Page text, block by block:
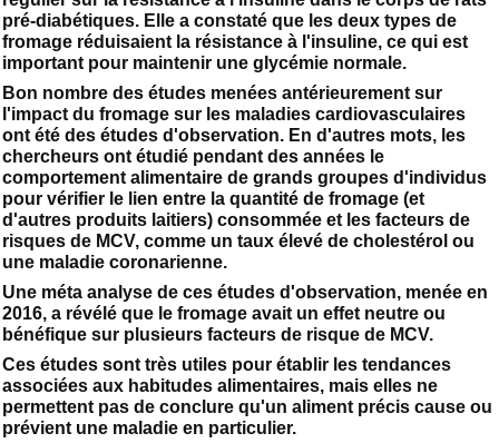
pré-diabétiques. Elle a constaté que les deux types de
fromage réduisaient la résistance à l'insuline, ce qui est
important pour maintenir une glycémie normale.
Bon nombre des études menées antérieurement sur
l'impact du fromage sur les maladies cardiovasculaires
ont été des études d'observation. En d'autres mots, les
chercheurs ont étudié pendant des années le
comportement alimentaire de grands groupes d'individus
pour vérifier le lien entre la quantité de fromage (et
d'autres produits laitiers) consommée et les facteurs de
risques de MCV, comme un taux élevé de cholestérol ou
une maladie coronarienne.
Une méta analyse de ces études d'observation, menée en
2016, a révélé que le fromage avait un effet neutre ou
bénéfique sur plusieurs facteurs de risque de MCV.
Ces études sont très utiles pour établir les tendances
associées aux habitudes alimentaires, mais elles ne
permettent pas de conclure qu'un aliment précis cause ou
prévient une maladie en particulier.